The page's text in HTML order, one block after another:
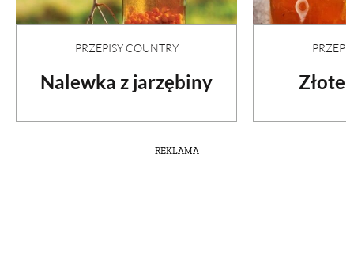
PRZEPISY COUNTRY
Nalewka z jarzębiny Złote
REKLAMA